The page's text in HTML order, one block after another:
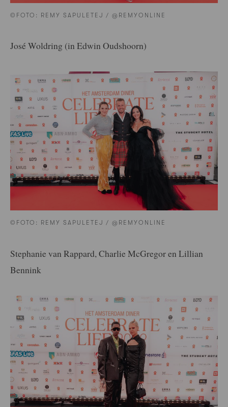
©FOTO: REMY SAPULETEJ / @REMYONLINE
José Woldring (in Edwin Oudshoorn)
©FOTO: REMY SAPULETEJ / @REMYONLINE
Stephanie van Rappard, Charlie McGregor en Lillian
Bennink